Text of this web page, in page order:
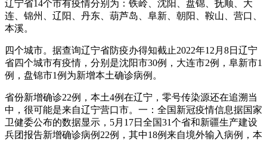
辽宁省14个市有疫情分别为：铁岭、沈阳、盘锦、抚顺、大
连、锦州、辽阳、丹东、葫芦岛、阜新、朝阳、鞍山、营口、
本溪。
四个城市。据查询辽宁省防疫办得知截止2022年12月8日辽宁
省四个城市有疫情，分别是沈阳市30例，大连市2例，阜新市1
例，盘锦市1例为新增本土确诊病例。
省份新增确诊22例，本土4例在辽宁，零号传染源还在追溯当
中，很可能是来自辽宁营口市。一：全国新冠疫情信息据国家
卫健委公布的数据显示，5月17日全国31个省和新疆生产建设
兵团报告新增确诊病例22例，其中18例来自境外输入病例，本